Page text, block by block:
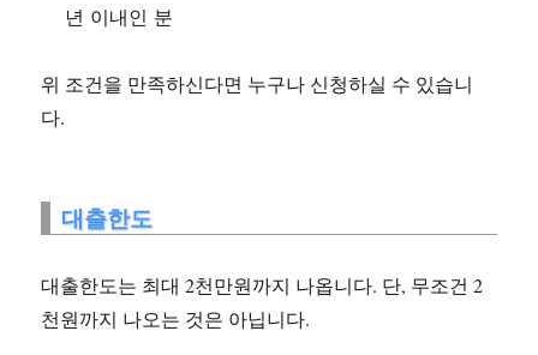
년 이내인 분
위 조건을 만족하신다면 누구나 신청하실 수 있습니
다.
대출한도
대출한도는 최대 2천만원까지 나옵니다. 단, 무조건 2
천원까지 나오는 것은 아닙니다.